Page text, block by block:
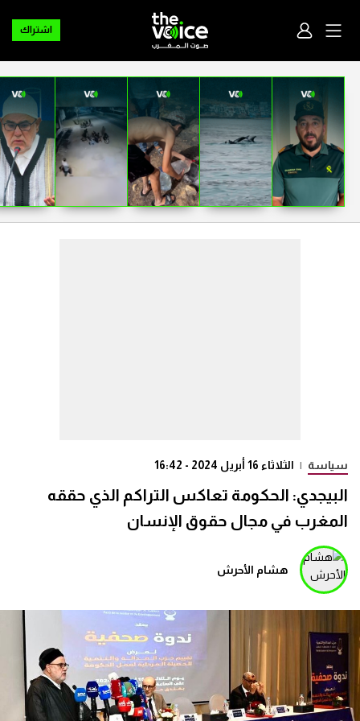
اشتراك
سياسة | الثلاثاء 16 أبريل 2024 - 16:42
البيجدي: الحكومة تعاكس التراكم الذي حققه
المغرب في مجال حقوق الإنسان
هشام الأحرش